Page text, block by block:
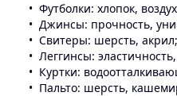
Футболки: хлопок,
Джинсы: прочность,
Свитеры: шерсть, акрил;
Леггинсы:
Куртки:
Пальто: шерсть,